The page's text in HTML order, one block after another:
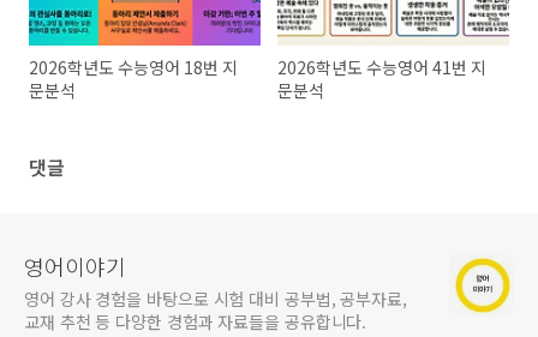
2026학년도 수능영어 18번 지
문분석
2026학년도 수능영어 41번 지
문분석
댓글
영어이야기
영어 강사 경험을 바탕으로 시험 대비 공부법, 공부자료,
교재 추천 등 다양한 경험과 자료들을 공유합니다.